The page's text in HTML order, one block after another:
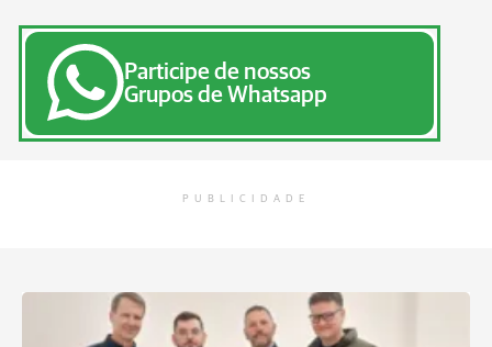
Participe de nossos
Grupos de Whatsapp
PUBLICIDADE